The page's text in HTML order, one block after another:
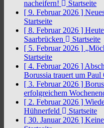
nacheifern!
Startseite
[ 9. Februar 2026 ]
Startseite
[ 8. Februar 2026 ]
Saarbrücken
Startseite
[ 5. Februar 2026 ]
Startseite
[ 4. Februar 2026 ]
Borussia trauert um Paul
[ 3. Februar 2026 ]
erfolgreichem
[ 2. Februar 2026 ]
Hühnerfeld
Startseite
[ 30. Januar 2026 ]